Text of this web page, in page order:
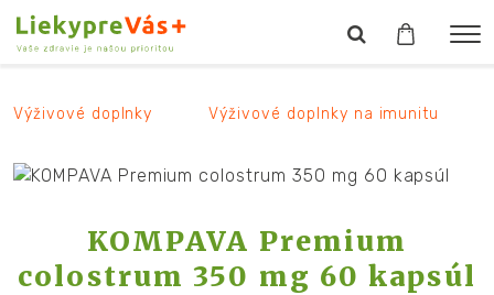
Výživové doplnky Výživové doplnky na imunitu
KOMPAVA Premium
colostrum 350 mg 60 kapsúl